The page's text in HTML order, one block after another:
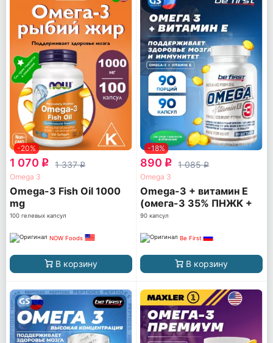
-20%
1 070 q 1 337q
Omega 3
Omega-3 Fish Oil 1000
mg
100 гелевых капсул
NOW Foods
В корзину
-18%
890 q 1 085q
Omega 3
Omega-3 + витамин Е
(омега-3 35% ПНЖК +
витамин Е)
90 капсул
Be First
В корзину